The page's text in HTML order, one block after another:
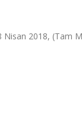
2018, (Tam